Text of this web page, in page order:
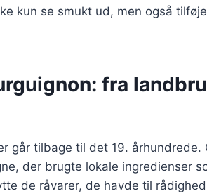
kun se smukt ud, men også
fra
går tilbage til det 19. århundrede.
der brugte lokale ingredienser
de råvarer, de havde til